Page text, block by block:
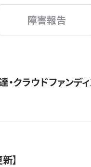
障害報告
クラウドファンデ
】